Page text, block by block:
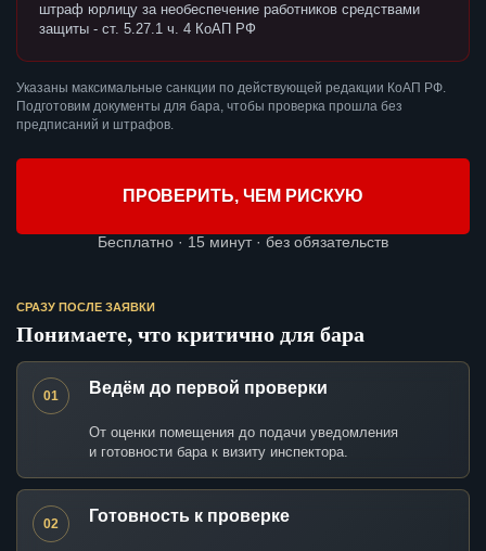
штраф юрлицу за необеспечение работников средствами
защиты - ст. 5.27.1 ч. 4 КоАП РФ
Указаны максимальные санкции по действующей редакции КоАП РФ.
Подготовим документы для бара, чтобы проверка прошла без
предписаний и штрафов.
ПРОВЕРИТЬ, ЧЕМ РИСКУЮ
Бесплатно · 15 минут · без обязательств
СРАЗУ ПОСЛЕ ЗАЯВКИ
Понимаете, что критично для бара
01 Ведём до первой проверки
От оценки помещения до подачи уведомления
и готовности бара к визиту инспектора.
02 Готовность к проверке